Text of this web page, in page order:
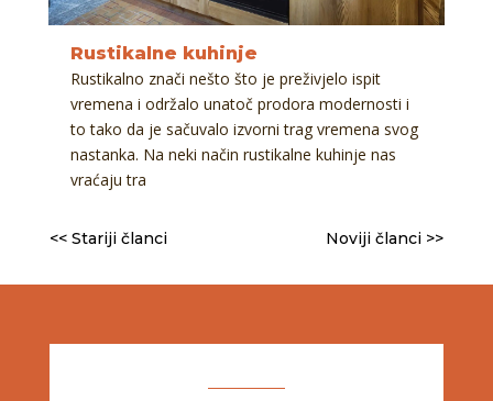
Rustikalne kuhinje
Rustikalno znači nešto što je preživjelo ispit
vremena i održalo unatoč prodora modernosti i
to tako da je sačuvalo izvorni trag vremena svog
nastanka. Na neki način rustikalne kuhinje nas
vraćaju tra
<< Stariji članci Noviji članci >>